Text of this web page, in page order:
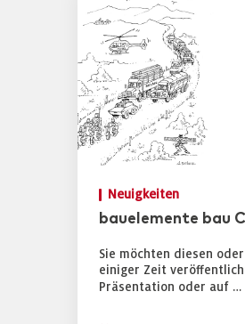
Neuigkeiten
bauelemente bau
Sie möchten diesen
einiger Zeit
Präsentation oder auf …